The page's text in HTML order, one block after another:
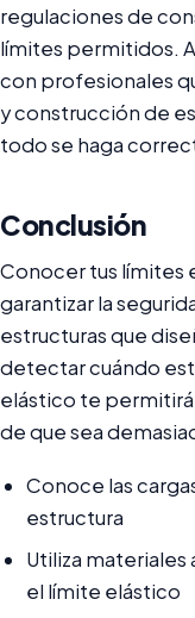
regulaciones de
límites permitidos.
con profesionales
y construcción de
todo se haga
Conclusión
Conocer tus límites
garantizar la
estructuras que
detectar cuándo
elástico te
de que sea
Conoce las
estructura
Utiliza
el límite elástico